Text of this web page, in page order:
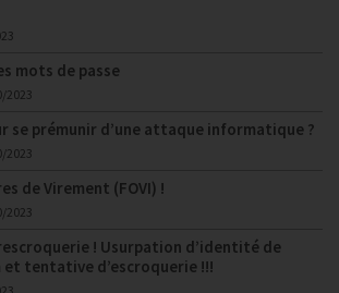
mots de passe
2023
se prémunir d’une attaque informatique ?
2023
de Virement (FOVI) !
2023
! Usurpation d’identité de
et tentative d’escroquerie !!!